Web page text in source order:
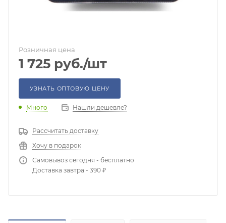
Розничная цена
1 725 руб./шт
УЗНАТЬ ОПТОВУЮ ЦЕНУ
Много Нашли дешевле?
Рассчитать доставку
Хочу в подарок
Самовывоз сегодня - бесплатно
Доставка завтра - 390 ₽